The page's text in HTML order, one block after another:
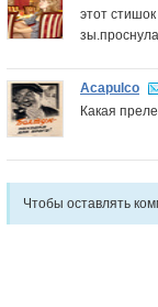
этот
Acapulco
Какая
Чтобы оставлять